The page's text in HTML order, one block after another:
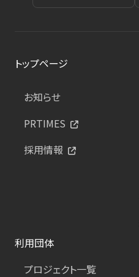
トップページ
お知らせ
PRTIMES
採用情報
利用団体
プロジェクト一覧